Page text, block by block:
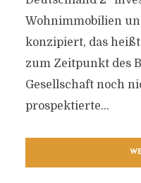
Wohnimmobilien
konzipiert, das
zum Zeitpunkt des
Gesellschaft noch
prospektierte...